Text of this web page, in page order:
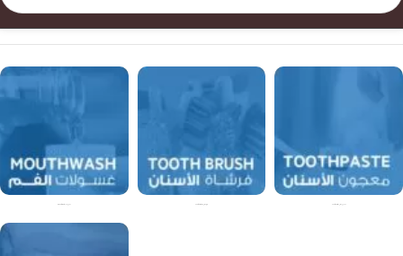
Home Shop Oral Care | العناية بالفم والأسنان